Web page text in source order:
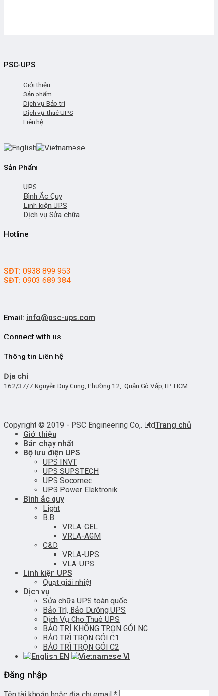
PSC-UPS
Giới thiệu
Sản phẩm
Dịch vụ Bảo trì
Dịch vụ thuê UPS
Liên hệ
Sản Phẩm
UPS
Bình Ắc Quy
Linh kiện UPS
Dịch vụ Sửa chữa
Hotline
SĐT: 0938 899 953
SĐT: 0903 689 384
Email: info@psc-ups.com
Connect with us
Thông tin Liên hệ
Địa chỉ
162/37/7 Nguyễn Duy Cung, Phường 12, Quận Gò Vấp,TP. HCM.
Copyright © 2019 - PSC Engineering Co,. LtdTrang chủ
Giới thiệu
Bán chạy nhất
Bộ lưu điện UPS
UPS INVT
UPS SUPSTECH
UPS Socomec
UPS Power Elektronik
Bình ắc quy
Light
B.B
VRLA-GEL
VRLA-AGM
C&D
VRLA-UPS
VLA-UPS
Linh kiện UPS
Quạt giải nhiệt
Dịch vụ
Sửa chữa UPS toàn quốc
Bảo Trì, Bảo Dưỡng UPS
Dịch Vụ Cho Thuê UPS
BẢO TRÌ KHÔNG TRỌN GÓI NC
BẢO TRÌ TRỌN GÓI C1
BẢO TRÌ TRỌN GÓI C2
EN
VI
Đăng nhập